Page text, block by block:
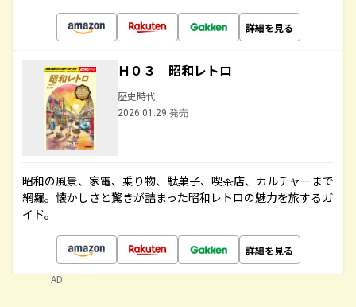
詳細を見る
Ｈ０３ 昭和レトロ
歴史時代
2026.01.29 発売
昭和の風景、家電、乗り物、駄菓子、喫茶店、カルチャーまで
網羅。懐かしさと驚きが詰まった昭和レトロの魅力を旅するガ
イド。
詳細を見る
AD